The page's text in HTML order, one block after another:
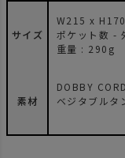
サイズ
W215 x
ポケット数 -
重量 : 290g
素材
DOBBY
ベジタブルタ